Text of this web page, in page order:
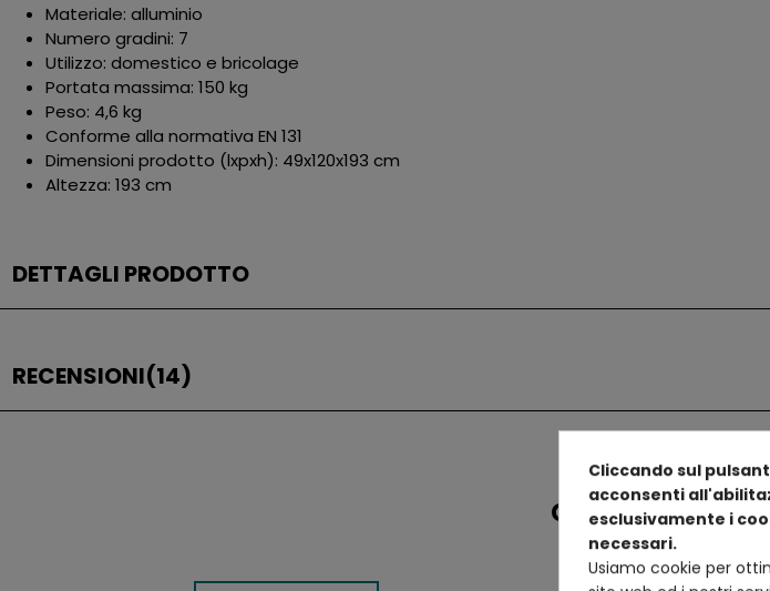
Materiale: alluminio
Numero gradini: 7
Utilizzo: domestico e bricolage
Portata massima: 150 kg
Peso: 4,6 kg
Conforme alla normativa EN 131
Dimensioni prodotto (lxpxh): 49x120x193 cm
Altezza: 193 cm
DETTAGLI PRODOTTO
RECENSIONI(14)
Confronta
Cliccando sul
acconsenti
esclusivamente i
necessari.
Usiamo cookie per